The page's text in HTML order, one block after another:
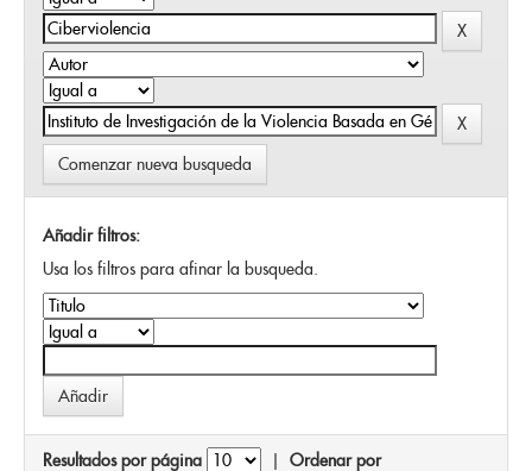
Comenzar nueva busqueda
Añadir filtros:
Usa los filtros para afinar la busqueda.
Resultados por página | Ordenar por